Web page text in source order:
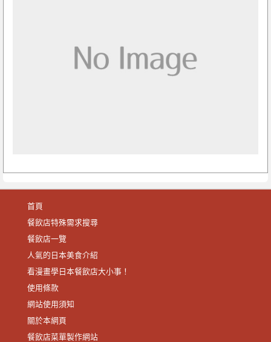
首頁
餐飲店特殊需求搜尋
餐飲店一覽
人氣的日本美食介紹
看漫畫學日本餐飲店大小事！
使用條款
網站使用須知
關於本網頁
餐飲店菜單製作網站